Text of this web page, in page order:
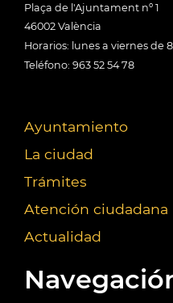
Plaça de l'Ajuntament nº 1
46002 València
Horarios: lunes a viernes de
Teléfono: 963 52 54 78
Ayuntamiento
La ciudad
Trámites
Atención ciudadana
Actualidad